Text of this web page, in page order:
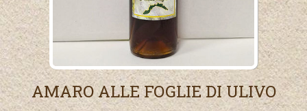
AMARO ALLE FOGLIE DI ULIVO